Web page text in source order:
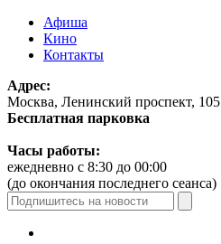
Афиша
Кино
Контакты
Адрес:
Москва, Ленинский проспект, 105
Бесплатная парковка
Часы работы:
ежедневно с 8:30 до 00:00
(до окончания последнего сеанса)